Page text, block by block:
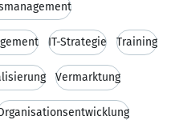
IT-Strategie Training
Vermarktung